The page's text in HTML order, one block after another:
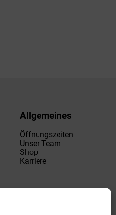
Allgemeines
Öffnungszeiten
Unser Team
Shop
Karriere